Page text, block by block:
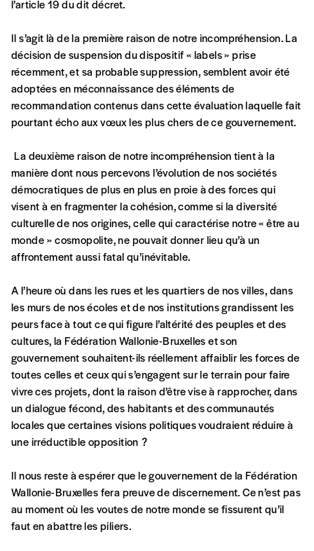
Je commande au numéro
Édition papier (livraison en Belgique
uniquement)
Quantité
AJOUTER
AJOUTER
Offre découverte
Vous souhaitez découvrirImag
? Nous vous
offrons les deux derniers numéros publiés.
Je souhaite bénéficier de l’offre
découverte
l’article 19 du dit décret.
Il s’agit là de la première raison de notre incompréhension. La
décision de suspension du dispositif « labels » prise
récemment, et sa probable suppression, semblent avoir été
adoptées en méconnaissance des éléments de
recommandation contenus dans cette évaluation laquelle fait
pourtant écho aux vœux les plus chers de ce gouvernement.
La deuxième raison de notre incompréhension tient à la
manière dont nous percevons l’évolution de nos sociétés
démocratiques de plus en plus en proie à des forces qui
visent à en fragmenter la cohésion, comme si la diversité
culturelle de nos origines, celle qui caractérise notre « être au
monde » cosmopolite, ne pouvait donner lieu qu’à un
affrontement aussi fatal qu’inévitable.
A l’heure où dans les rues et les quartiers de nos villes, dans
les murs de nos écoles et de nos institutions grandissent les
peurs face à tout ce qui figure l’altérité des peuples et des
cultures, la Fédération Wallonie-Bruxelles et son
gouvernement souhaitent-ils réellement affaiblir les forces de
toutes celles et ceux qui s’engagent sur le terrain pour faire
vivre ces projets, dont la raison d’être vise à rapprocher, dans
un dialogue fécond, des habitants et des communautés
locales que certaines visions politiques voudraient réduire à
une irréductible opposition ?
Il nous reste à espérer que le gouvernement de la Fédération
Wallonie-Bruxelles fera preuve de discernement. Ce n’est pas
au moment où les voutes de notre monde se fissurent qu’il
faut en abattre les piliers.